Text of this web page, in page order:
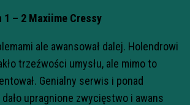
1 – 2 Maxiime Cressy
ale awansował dalej. Holendrowi
trzeźwości umysłu, ale mimo to
Genialny serwis i ponad
upragnione zwycięstwo i awans